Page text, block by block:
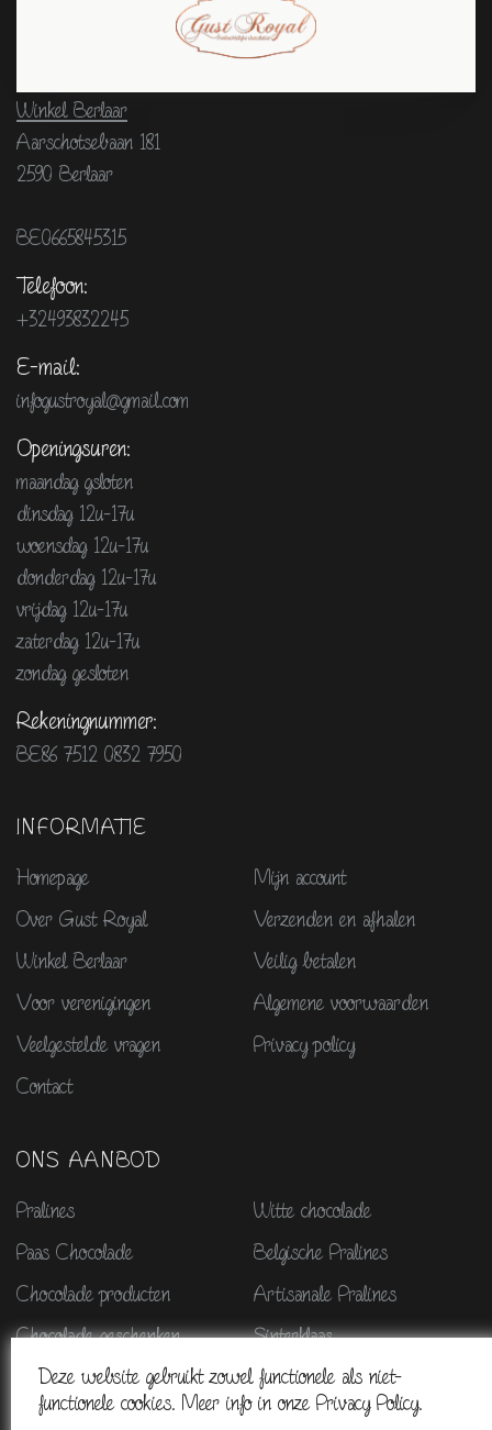
CONTACTEER ONS
Winkel Berlaar
Aarschotsebaan 181
2590 Berlaar
BE0665845315
Telefoon:
+32493832245
E-mail:
infogustroyal@gmail.com
Openingsuren:
maandag gsloten
dinsdag 12u-17u
woensdag 12u-17u
donderdag 12u-17u
vrijdag 12u-17u
zaterdag 12u-17u
zondag gesloten
Rekeningnummer:
BE86 7512 0832 7950
INFORMATIE
Homepage
Over Gust Royal
Winkel Berlaar
Voor verenigingen
Veelgestelde vragen
Contact
Mijn account
Verzenden en afhalen
Veilig betalen
Algemene voorwaarden
Privacy policy
ONS AANBOD
Pralines
Paas Chocolade
Chocolade producten
Chocolade geschenken
Kerstmis & nieuwjaar
Witte chocolade
Belgische Pralines
Artisanale Pralines
Sinterklaas
Halloween chocolade
Deze website gebruikt zowel functionele als niet-
functionele cookies. Meer info in onze Privacy Policy.